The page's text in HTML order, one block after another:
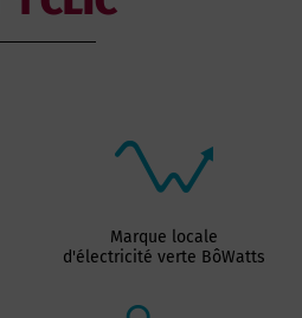
Marque locale
d'électricité verte BôWatts